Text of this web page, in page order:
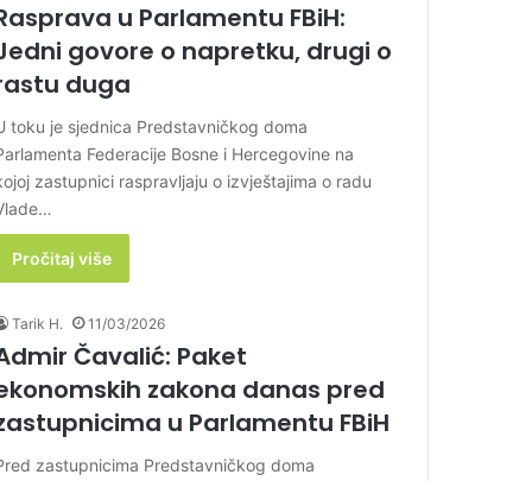
u Parlamentu FBiH:
govore o napretku, drugi o
duga
toku je sjednica Predstavničkog doma
Federacije Bosne i Hercegovine na
zastupnici raspravljaju o izvještajima o radu
Pročitaj više
Tarik H. 11/03/2026
Čavalić: Paket
zakona danas pred
u Parlamentu FBiH
zastupnicima Predstavničkog doma